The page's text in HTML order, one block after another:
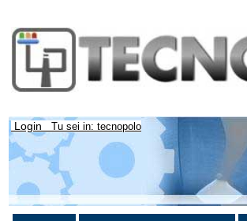
Login Tu sei in: tecnopolo